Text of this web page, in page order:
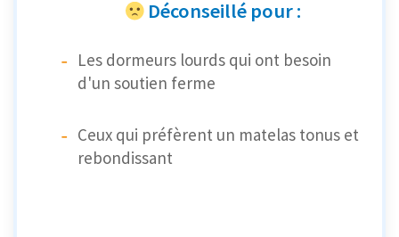
Déconseillé pour :
Les dormeurs lourds qui ont besoin
d'un soutien ferme
Ceux qui préfèrent un matelas tonus et
rebondissant